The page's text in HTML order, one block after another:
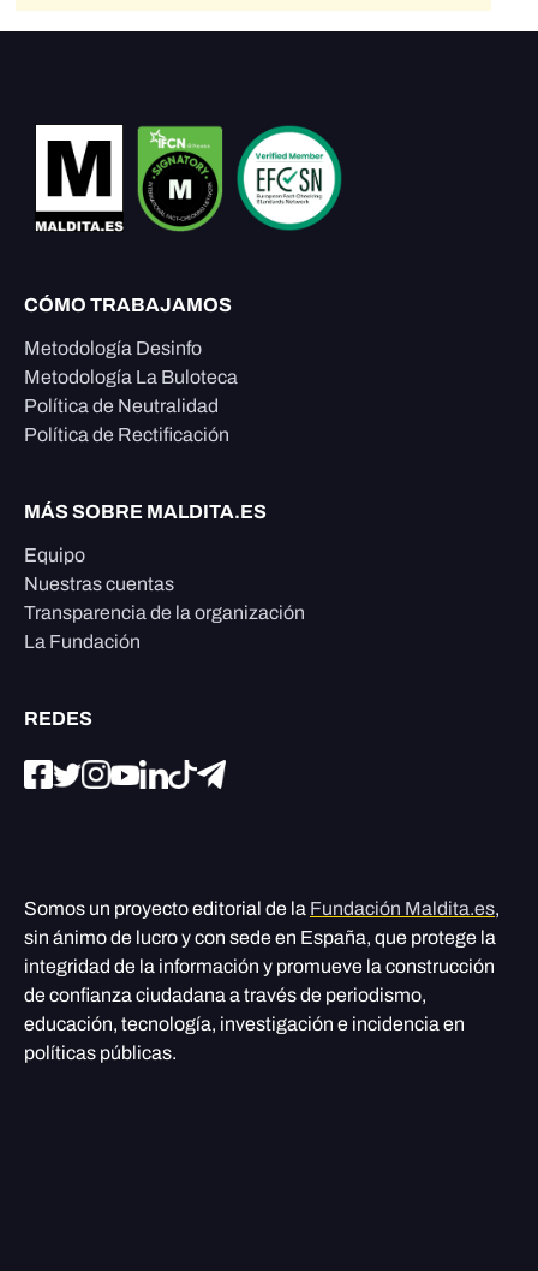
CÓMO TRABAJAMOS
Metodología Desinfo
Metodología La Buloteca
Política de Neutralidad
Política de Rectificación
MÁS SOBRE MALDITA.ES
Equipo
Nuestras cuentas
Transparencia de la organización
La Fundación
REDES
Somos un proyecto editorial de la Fundación Maldita.es,
sin ánimo de lucro y con sede en España, que protege la
integridad de la información y promueve la construcción
de confianza ciudadana a través de periodismo,
educación, tecnología, investigación e incidencia en
políticas públicas.